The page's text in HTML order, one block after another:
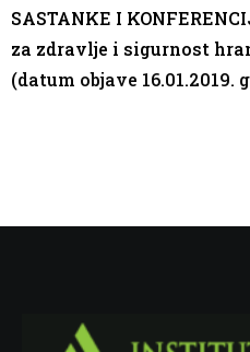
SASTANKE I
za zdravlje i sigurnost
(datum objave 16.01.2019.